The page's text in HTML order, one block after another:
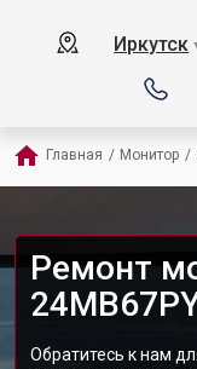
Иркутск
Главная / Монитор /
Ремонт
Обратитесь к нам